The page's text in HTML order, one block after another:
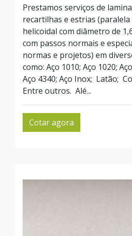
Prestamos serviços de
recartilhas e estrias (paralela
helicoidal com diâmetro de
com passos normais e
normas e projetos) em
como: Aço 1010; Aço 1020;
Aço 4340; Aço Inox; Latão;
Entre outros. Alé...
Cotar agora